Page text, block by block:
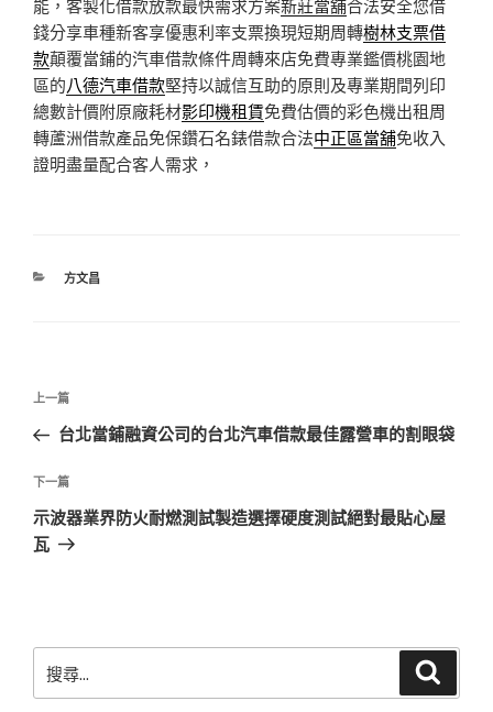
能，客製化借款放款最快需求方案新莊當舖合法安全您借
錢分享車種新客享優惠利率支票換現短期周轉樹林支票借
款顛覆當鋪的汽車借款條件周轉來店免費專業鑑價桃園地
區的八德汽車借款堅持以誠信互助的原則及專業期間列印
總數計價附原廠耗材影印機租賃免費估價的彩色機出租周
轉蘆洲借款產品免保鑽石名錶借款合法中正區當舖免收入
證明盡量配合客人需求，
分
方文昌
文
導
覽
上
一
文
章
上一篇
台北當鋪融資公司的台北汽車借款最佳露營車的割眼袋
下
一
篇
下一篇
示波器業界防火耐燃測試製造選擇硬度測試絕對最貼心屋
瓦
尋